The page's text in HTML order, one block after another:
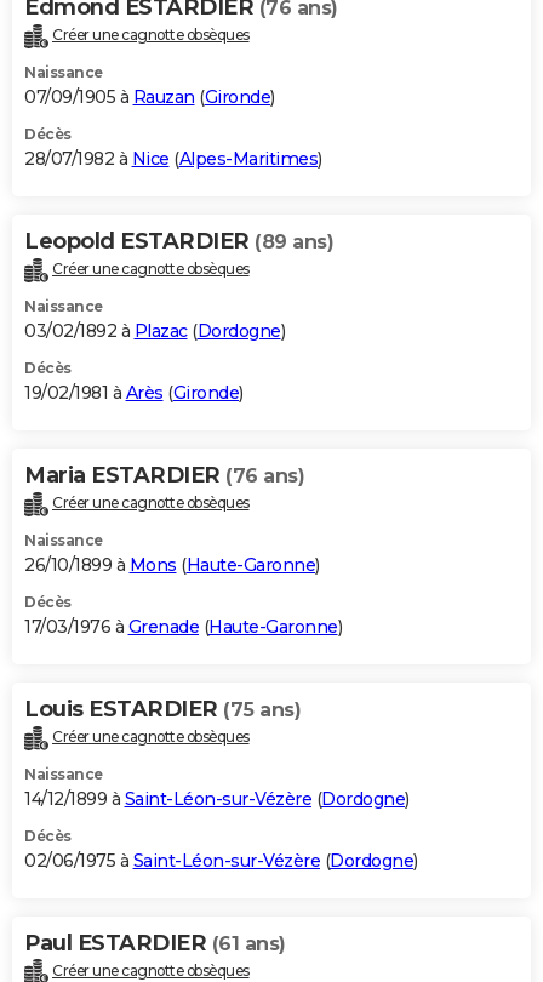
Edmond ESTARDIER (76 ans)
Créer une cagnotte obsèques
Naissance
07/09/1905 à Rauzan (Gironde)
Décès
28/07/1982 à Nice (Alpes-Maritimes)
Leopold ESTARDIER (89 ans)
Créer une cagnotte obsèques
Naissance
03/02/1892 à Plazac(Dordogne)
Décès
19/02/1981 à Arès (Gironde)
Maria ESTARDIER (76 ans)
Créer une cagnotte obsèques
Naissance
26/10/1899 à Mons (Haute-Garonne)
Décès
17/03/1976 à Grenade (Haute-Garonne)
Louis ESTARDIER (75 ans)
Créer une cagnotte obsèques
Naissance
14/12/1899 à Saint-Léon-sur-Vézère (Dordogne)
Décès
02/06/1975 à Saint-Léon-sur-Vézère (Dordogne)
Paul ESTARDIER (61 ans)
Créer une cagnotte obsèques